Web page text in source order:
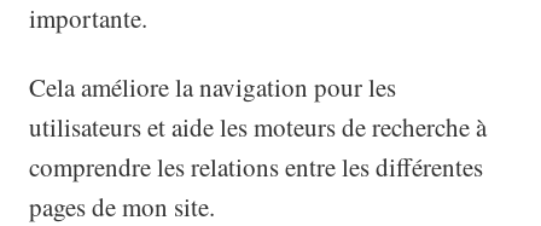
importante.
Cela améliore la navigation pour les
utilisateurs et aide les moteurs de recherche à
comprendre les relations entre les différentes
pages de mon site.